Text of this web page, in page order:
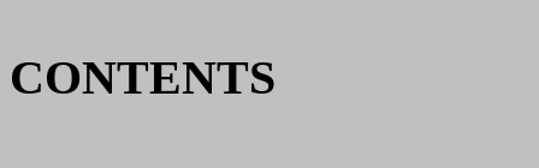
CONTENTS